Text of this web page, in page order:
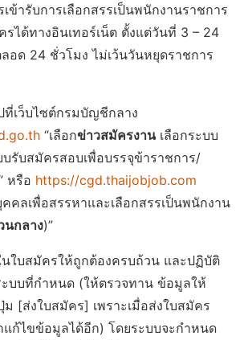
ข้ารับการเลือกสรรเป็นพนักงานราชการ
ได้ทางอินเทอร์เน็ต ตั้งแต่วันที่ 3 – 24
อด 24 ชั่วโมง ไม่เว้นวันหยุดราชการ
ที่เว็บไซต์กรมบัญชีกลาง
“เลือกข่าวสมัครงานเลือกระบบ
รับสมัครสอบเพื่อบรรจุข้าราชการ/
หรือ https://cgd.thaijobjob.com
คลเพื่อสรรหาและเลือกสรรเป็นพนักงาน
นกลาง)”
ใบสมัครให้ถูกต้องครบถ้วน และปฏิบัติ
บบที่กําหนด (ให้ตรวจทาน ข้อมูลให้
[ส่งใบสมัคร] เพราะเมื่อส่งใบสมัคร
แก้ไขข้อมูลได้อีก) โดยระบบจะกําหนด